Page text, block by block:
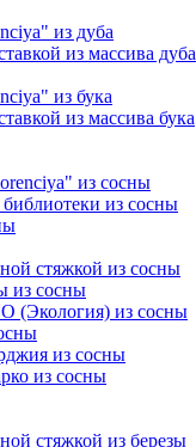
из дуба
из массива дуба
из бука
из массива бука
из сосны
из сосны
стяжкой из сосны
из сосны
(Экология) из сосны
из сосны
из сосны
стяжкой из березы